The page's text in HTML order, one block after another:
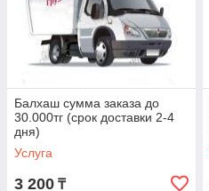
Балхаш сумма заказа до
30.000тг (срок доставки 2-4
дня)
Услуга
3 200 ₸